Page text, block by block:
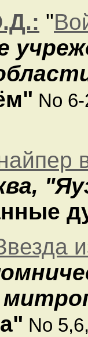
"
No
No